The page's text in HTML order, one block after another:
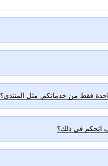
فقط من خدماتكم, مثل المنتدى؟
اتحكم في ذلك؟